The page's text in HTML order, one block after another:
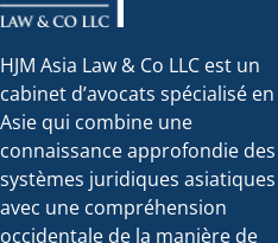
HJM Asia Law & Co LLC est un
cabinet d’avocats spécialisé en
Asie qui combine une
connaissance approfondie des
systèmes juridiques asiatiques
avec une compréhension
occidentale de la manière de